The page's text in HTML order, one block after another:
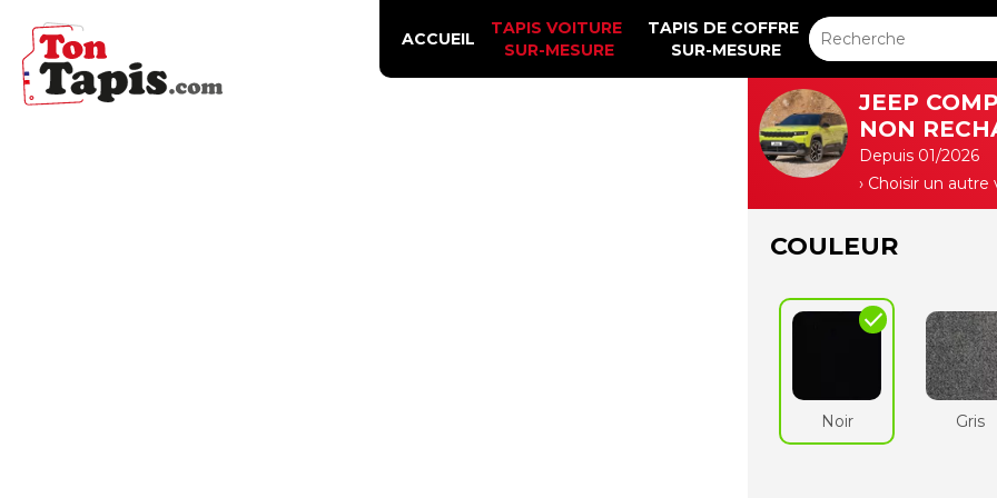
JEEP
NON
Depuis 01/2026
› Choisir un autre
COULEUR
check
Noir Gris
ACCUEIL
TAPIS VOITURE
SUR-MESURE
TAPIS DE COFFRE
SUR-MESURE